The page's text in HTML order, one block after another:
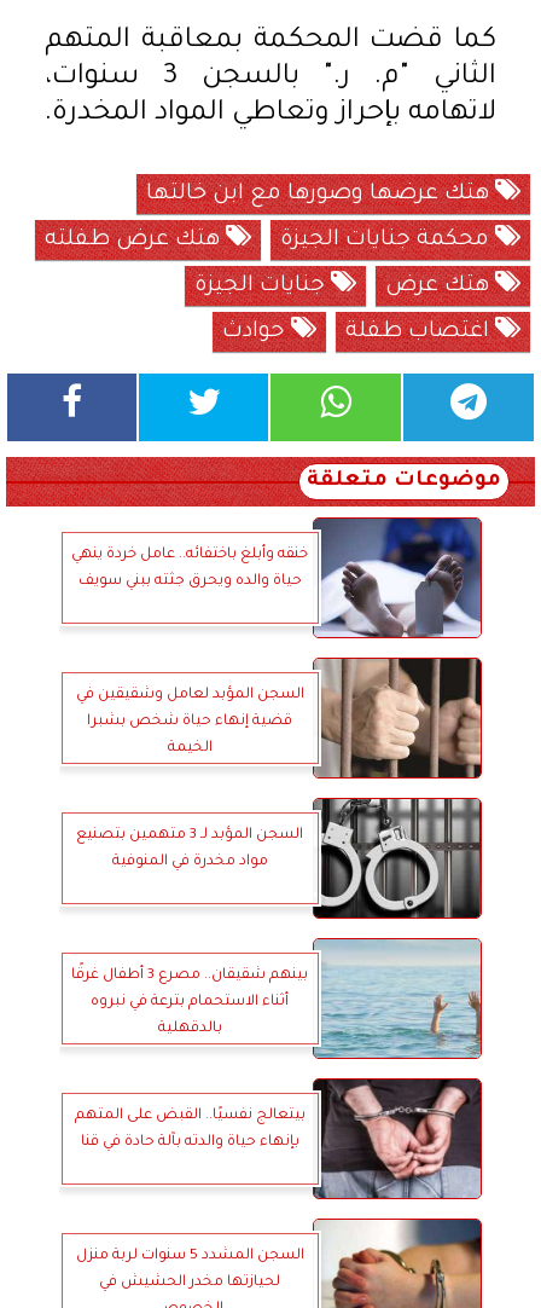
كما قضت المحكمة بمعاقبة المتهم
الثاني "م. ر." بالسجن 3 سنوات،
لاتهامه بإحراز وتعاطي المواد المخدرة.
هتك عرضها وصورها مع ابن خالتها
محكمة جنايات الجيزة
هتك عرض طفلته
هتك عرض
جنايات الجيزة
اغتصاب طفلة
حوادث
موضوعات متعلقة
خنقه وأبلغ باختفائه.. عامل خردة ينهي
حياة والده ويحرق جثته ببني سويف
السجن المؤبد لعامل وشقيقين في
قضية إنهاء حياة شخص بشبرا
الخيمة
السجن المؤبد لـ 3 متهمين بتصنيع
مواد مخدرة في المنوفية
بينهم شقيقان.. مصرع 3 أطفال غرقًا
أثناء الاستحمام بترعة في نبروه
بالدقهلية
بيتعالج نفسيًا.. القبض على المتهم
بإنهاء حياة والدته بآلة حادة في قنا
السجن المشدد 5 سنوات لربة منزل
لحيازتها مخدر الحشيش في